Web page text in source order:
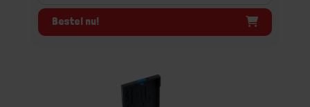
Bestel nu!